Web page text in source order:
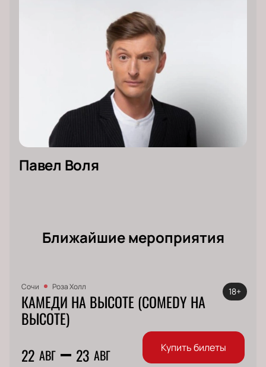
Павел Воля
Ближайшие мероприятия
Сочи Роза Холл
КАМЕДИ НА ВЫСОТЕ (COMEDY НА
ВЫСОТЕ)
22 АВГ 23 АВГ
18+
Купить билеты